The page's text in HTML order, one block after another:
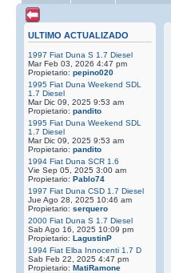
ULTIMO ACTUALIZADO
1997 Fiat Duna S 1.7 Diesel
Mar Feb 03, 2026 4:47 pm
Propietario: pepino020
1995 Fiat Duna Weekend SDL
1.7 Diesel
Mar Dic 09, 2025 9:53 am
Propietario: pandito
1995 Fiat Duna Weekend SDL
1.7 Diesel
Mar Dic 09, 2025 9:53 am
Propietario: pandito
1994 Fiat Duna SCR 1.6
Vie Sep 05, 2025 3:00 am
Propietario: Pablo74
1997 Fiat Duna CSD 1.7 Diesel
Jue Ago 28, 2025 10:46 am
Propietario: serquero
2000 Fiat Duna S 1.7 Diesel
Sab Ago 16, 2025 10:09 pm
Propietario: LagustinP
1994 Fiat Elba Innocenti 1.7 D
Sab Feb 22, 2025 4:47 pm
Propietario: MatiRamone